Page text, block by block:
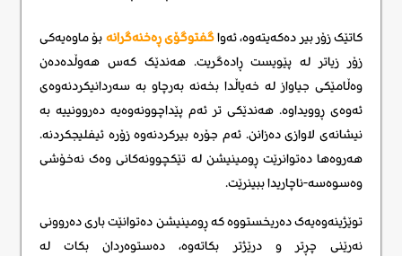
کاتێک زۆر بیر دەکەیتەوە، ئەواگفتوگۆی ڕەخنەگرانەبۆ ماوەیەکی
زۆر زیاتر لە پێویست ڕادەگریت. هەندێک کەس هەوڵدەدەن
وەڵامێکی جیاواز لە خەیاڵدا بخەنە بەرچاو بە سەردانیکردنەوەی
ئەوەی ڕوویداوە. هەندێکی تر ئەم پێداچوونەوەیە دەروونییە بە
نیشانەی لاوازی دەزانن. ئەم جۆرە بیرکردنەوە زۆرە ئیفلیجکردنە.
هەروەها دەتوانرێت ڕومینیشن لە تێکچوونەکانی وەک نەخۆشی
وەسوەسە-ناچاریدا ببینرێت.
توێژینەوەیەک دەریخستووە کە ڕومینیشن دەتوانێت باری دەروونی
نەرێنی چڕتر و درێژتر بکاتەوە، دەستوەردان بکات لە